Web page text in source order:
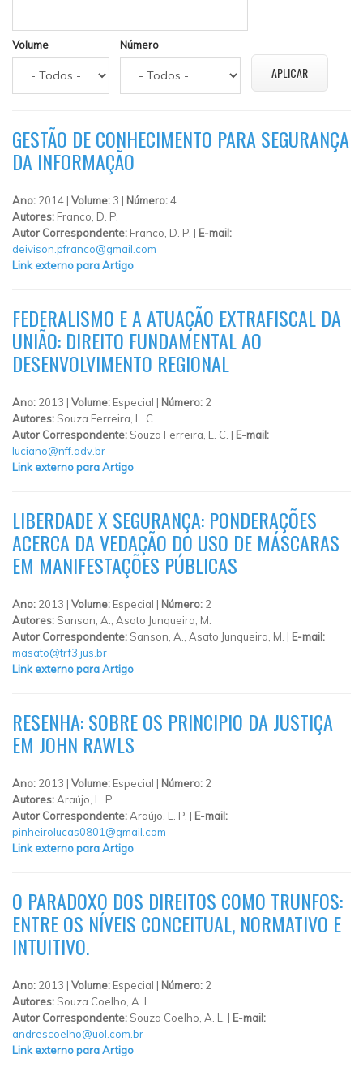
Volume Número
GESTÃO DE CONHECIMENTO PARA SEGURANÇA
DA INFORMAÇÃO
Ano: 2014 | Volume: 3 | Número:4
Autores: Franco, D. P.
Autor Correspondente: Franco, D. P. | E-mail:
deivison.pfranco@gmail.com
Link externo para Artigo
FEDERALISMO E A ATUAÇÃO EXTRAFISCAL DA
UNIÃO: DIREITO FUNDAMENTAL AO
DESENVOLVIMENTO REGIONAL
Ano: 2013 | Volume: Especial | Número: 2
Autores: Souza Ferreira, L. C.
Autor Correspondente: Souza Ferreira, L. C. | E-mail:
luciano@nff.adv.br
Link externo para Artigo
LIBERDADE X SEGURANÇA: PONDERAÇÕES
ACERCA DA VEDAÇÃO DO USO DE MÁSCARAS
EM MANIFESTAÇÕES PÚBLICAS
Ano: 2013 | Volume: Especial | Número: 2
Autores: Sanson, A., Asato Junqueira, M.
Autor Correspondente: Sanson, A., Asato Junqueira, M. | E-mail:
masato@trf3.jus.br
Link externo para Artigo
RESENHA: SOBRE OS PRINCIPIO DA JUSTIÇA
EM JOHN RAWLS
Ano: 2013 | Volume: Especial | Número: 2
Autores:Araújo, L. P.
Autor Correspondente:Araújo, L. P. | E-mail:
pinheirolucas0801@gmail.com
Link externo para Artigo
O PARADOXO DOS DIREITOS COMO TRUNFOS:
ENTRE OS NÍVEIS CONCEITUAL, NORMATIVO E
INTUITIVO.
Ano: 2013 | Volume: Especial | Número: 2
Autores: Souza Coelho, A. L.
Autor Correspondente: Souza Coelho, A. L. | E-mail:
andrescoelho@uol.com.br
Link externo para Artigo